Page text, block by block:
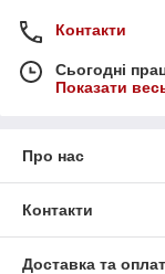
Контакти
Сьогодні
Показати
Про нас
Контакти
Доставка та